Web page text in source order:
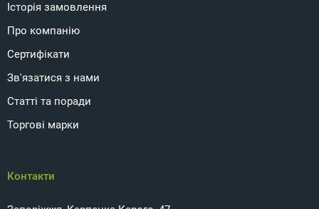
Історія замовлення
Про компанію
Сертифікати
Зв'язатися з нами
Статті та поради
Торгові марки
Контакти